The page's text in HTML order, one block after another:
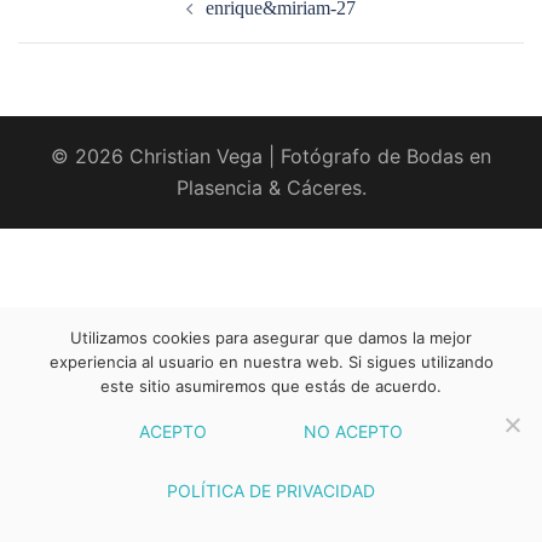
enrique&miriam-27
© 2026 Christian Vega | Fotógrafo de Bodas en
Plasencia & Cáceres.
Utilizamos cookies para asegurar que damos la mejor
experiencia al usuario en nuestra web. Si sigues utilizando
este sitio asumiremos que estás de acuerdo.
ACEPTO NO ACEPTO
POLÍTICA DE PRIVACIDAD